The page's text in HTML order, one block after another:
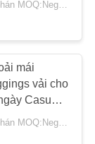
mái
vải cho
Casual
Có thể đàm phán MOQ:Negotiable